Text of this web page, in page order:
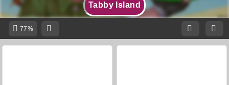
Tabby Island
77%